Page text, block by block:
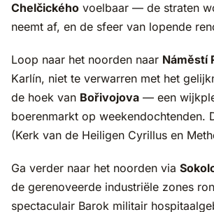
Chelčického voelbaar — de straten
neemt af, en de sfeer van lopende
Loop naar het noorden naar Náměstí
Karlín, niet te verwarren met het
de hoek van Bořivojova — een
boerenmarkt op weekendochtenden.
(Kerk van de Heiligen Cyrillus en
Ga verder naar het noorden via
de gerenoveerde industriële zones
spectaculair Barok militair